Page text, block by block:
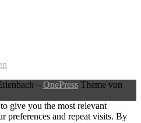
– OnePress Theme von
give you the most relevant
preferences and repeat visits. By